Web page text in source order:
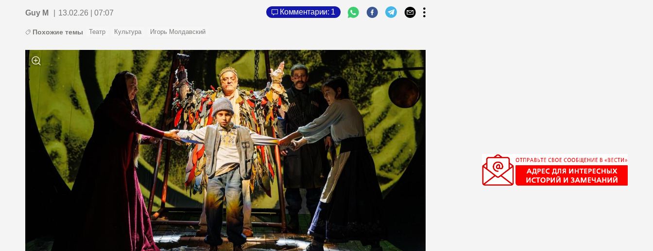
Guy M 13.02.26 | 07:07 Комментарии: 1
Похожие темы Театр Культура Игорь Молдавский